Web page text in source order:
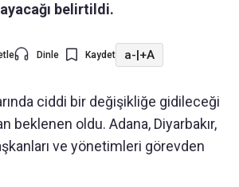
belirtildi.
Dinle Kaydet a-|+A
ciddi bir değişikliğe gidileceği
beklenen oldu. Adana, Diyarbakır,
ve yönetimleri görevden